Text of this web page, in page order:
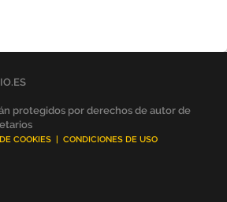
protegidos por derechos de autor de
COOKIES | CONDICIONES DE USO